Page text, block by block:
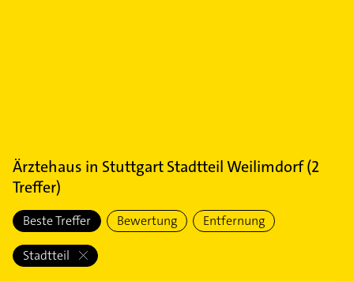
Ärztehaus in Stuttgart Stadtteil Weilimdorf(2
Treffer)
Beste Treffer Bewertung Entfernung
Stadtteil